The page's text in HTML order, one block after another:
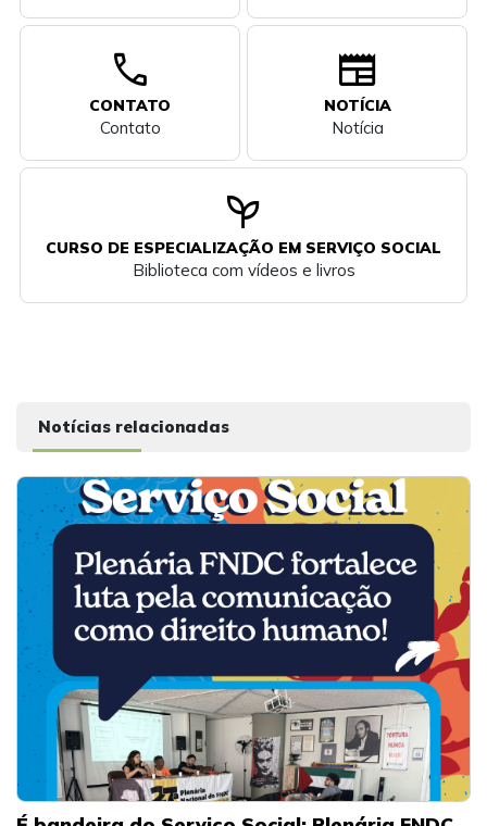
call
CONTATO
Contato
newspaper
NOTÍCIA
Notícia
psychiatry
CURSO DE ESPECIALIZAÇÃO EM SERVIÇO SOCIAL
Biblioteca com vídeos e livros
Notícias relacionadas